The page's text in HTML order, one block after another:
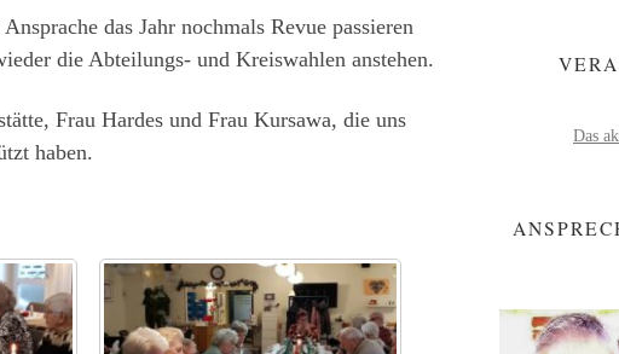
das Jahr nochmals Revue passieren
die Abteilungs- und Kreiswahlen anstehen.
Frau Hardes und Frau Kursawa, die uns
haben.
Das